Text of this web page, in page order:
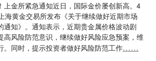
上金所紧急通知近日，国际金价屡创新高。4
海黄金交易所发布《关于继续做好近期市场
通知》。通知表示，近期贵金属价格波动剧
高风险防范意识，继续做好风险应急预案，维
。同时，提示投资者做好风险防范工作……